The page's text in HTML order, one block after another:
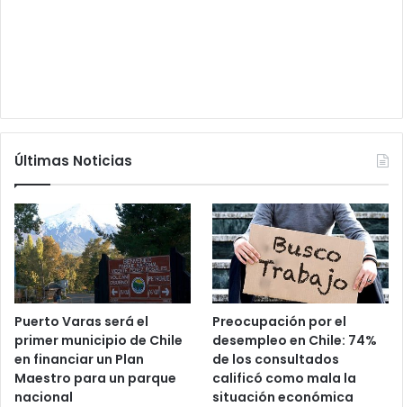
Últimas Noticias
Puerto Varas será el
primer municipio de Chile
en financiar un Plan
Maestro para un parque
nacional
Preocupación por el
desempleo en Chile: 74%
de los consultados
calificó como mala la
situación económica